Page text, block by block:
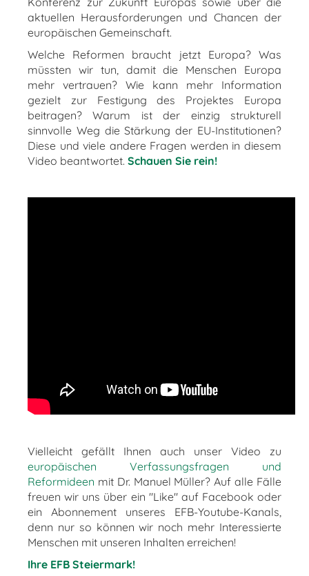
aktuellen Herausforderungen und Chancen der
europäischen Gemeinschaft.
Welche Reformen braucht jetzt Europa? Was
müssten wir tun, damit die Menschen Europa
mehr vertrauen? Wie kann mehr Information
gezielt zur Festigung des Projektes Europa
beitragen? Warum ist der einzig strukturell
sinnvolle Weg die Stärkung der EU-Institutionen?
Diese und viele andere Fragen werden in diesem
Video beantwortet. Schauen Sie rein!
Vielleicht gefällt Ihnen auch unser Video zu
europäischen Verfassungsfragen und
Reformideen mit Dr. Manuel Müller? Auf alle Fälle
freuen wir uns über ein "Like" auf Facebook oder
ein Abonnement unseres EFB-Youtube-Kanals,
denn nur so können wir noch mehr Interessierte
Menschen mit unseren Inhalten erreichen!
Ihre EFB Steiermark!